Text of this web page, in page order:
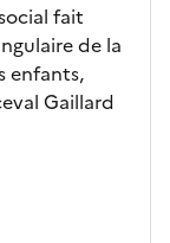
fait
de la
enfants,
Gaillard